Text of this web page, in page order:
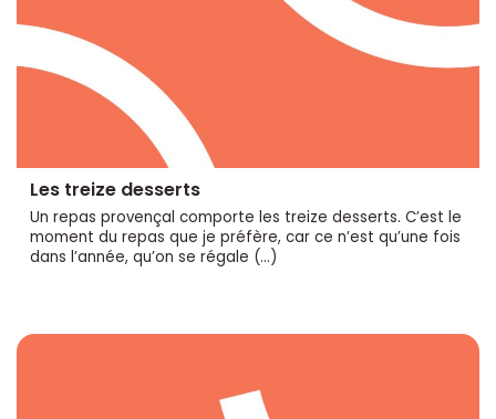
Les treize desserts
Un repas provençal comporte les treize desserts. C’est le
moment du repas que je préfère, car ce n’est qu’une fois
dans l’année, qu’on se régale (…)